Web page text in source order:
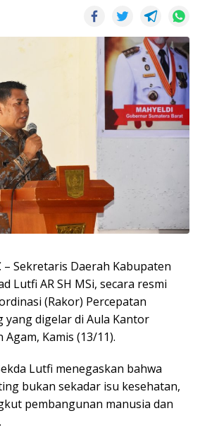
– Sekretaris Daerah Kabupaten
Lutfi AR SH MSi, secara resmi
(Rakor) Percepatan
yang digelar di Aula Kantor
Kamis (13/11).
Lutfi menegaskan bahwa
bukan sekadar isu kesehatan,
pembangunan manusia dan